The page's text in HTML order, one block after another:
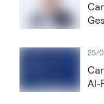
25/
AI-